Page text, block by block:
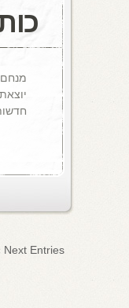
מנחם
חדשות,
Next Entries »